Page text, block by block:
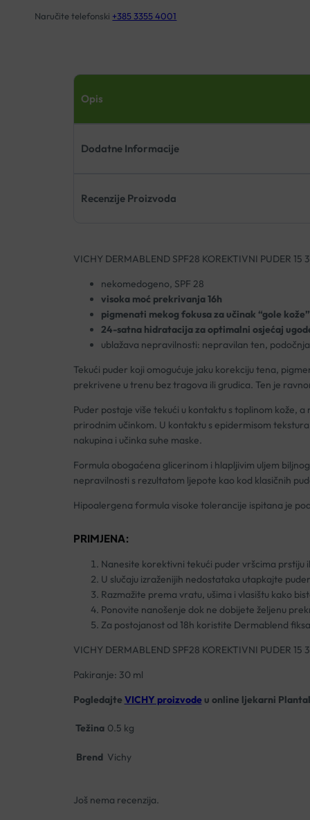
Naručite telefonski +385 3355 4001
Opis
Dodatne Informacije
Recenzije Proizvoda
VICHY DERMABLEND SPF28 KOREKTIVNI PUDER 15
nekomedogeno, SPF 28
visoka moć prekrivanja 16h
pigmenati mekog fokusa za učinak “gole kože”
24-satna hidratacija za optimalni osjećaj
ublažava nepravilnosti: nepravilan ten,
Tekući puder koji omogućuje jaku korekciju tena,
prekrivene u trenu bez tragova ili grudica. Ten je
Puder postaje više tekući u kontaktu s toplinom kože,
prirodnim učinkom. U kontaktu s epidermisom
nakupina i učinka suhe maske.
Formula obogaćena glicerinom i hlapljivim uljem
nepravilnosti s rezultatom ljepote kao kod klasičnih
Hipoalergena formula visoke tolerancije ispitana je
PRIMJENA:
Nanesite korektivni tekući puder vršcima
U slučaju izraženijih nedostataka utapkajte
Razmažite prema vratu, ušima i vlasištu kako
Ponovite nanošenje dok ne dobijete željenu
Za postojanost od 18h koristite Dermablend
VICHY DERMABLEND SPF28 KOREKTIVNI PUDER 15
Pakiranje: 30 ml
Pogledajte VICHY proizvodeu online ljekarni
Težina 0.5 kg
Brend Vichy
Još nema recenzija.